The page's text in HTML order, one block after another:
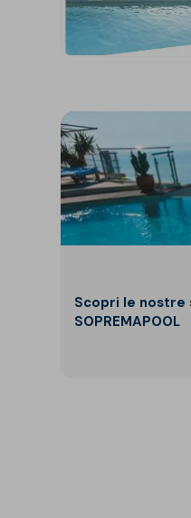
Scopri le nostre
SOPREMAPOOL